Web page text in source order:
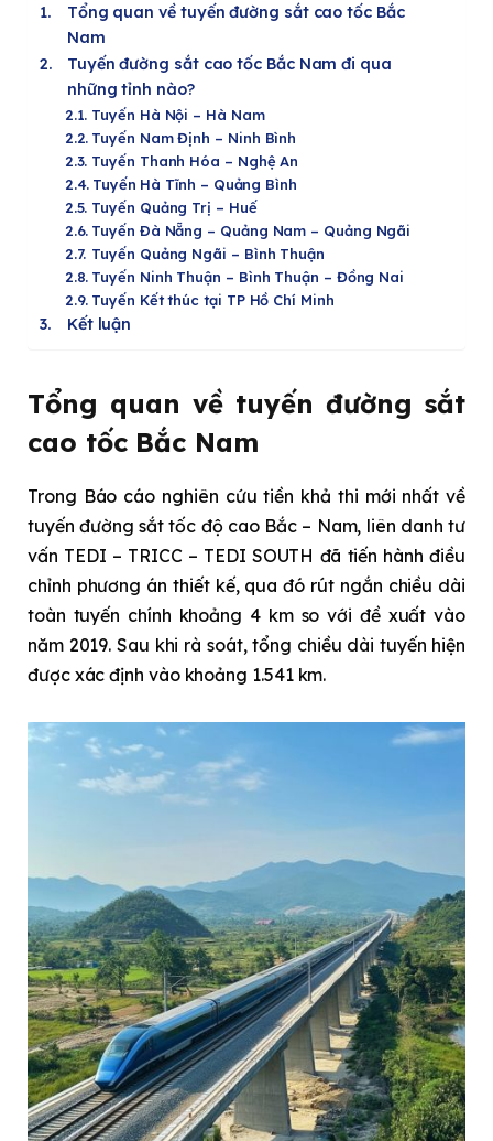
Tổng quan về tuyến đường sắt cao tốc Bắc
Nam
Tuyến đường sắt cao tốc Bắc Nam đi qua
những tỉnh nào?
Tuyến Hà Nội – Hà Nam
Tuyến Nam Định – Ninh Bình
Tuyến Thanh Hóa – Nghệ An
Tuyến Hà Tĩnh – Quảng Bình
Tuyến Quảng Trị – Huế
Tuyến Ðà Nẵng – Quảng Nam – Quảng Ngãi
Tuyến Quảng Ngãi – Bình Thuận
Tuyến Ninh Thuận – Bình Thuận – Đồng Nai
Tuyến Kết thúc tại TP Hồ Chí Minh
Kết luận
Tổng quan về tuyến đường sắt
cao tốc Bắc Nam
Trong Báo cáo nghiên cứu tiền khả thi mới nhất về
tuyến đường sắt tốc độ cao Bắc – Nam, liên danh tư
vấn TEDI – TRICC – TEDI SOUTH đã tiến hành điều
chỉnh phương án thiết kế, qua đó rút ngắn chiều dài
toàn tuyến chính khoảng 4 km so với đề xuất vào
năm 2019. Sau khi rà soát, tổng chiều dài tuyến hiện
được xác định vào khoảng 1.541 km.